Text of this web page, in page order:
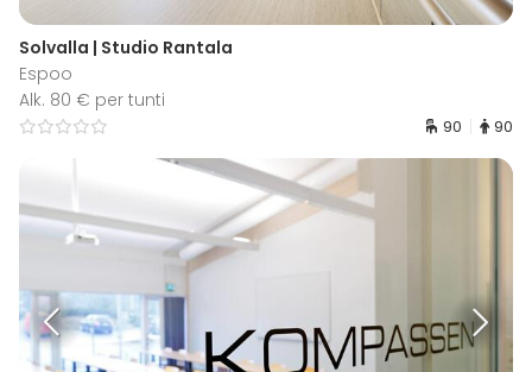
Solvalla | Studio Rantala
Espoo
Alk. 80 € per tunti
90 90